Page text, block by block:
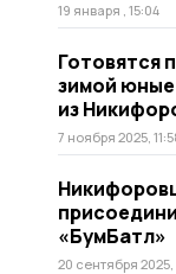
19 января , 15:04
Готовятся
зимой
из
7 ноября 2025,
«БумБатл»
20 сентября 2025,